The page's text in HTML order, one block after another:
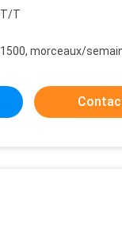
T/T
1500, morceaux/